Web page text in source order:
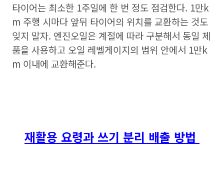
타이어는 최소한 1주일에 한 번 정도 점검한다. 1만k
m 주행 시마다 앞뒤 타이어의 위치를 교환하는 것도
잊지 말자. 엔진오일은 계절에 따라 구분해서 동일 제
품을 사용하고 오일 레벨게이지의 범위 안에서 1만k
m 이내에 교환해준다.
재활용 요령과 쓰기 분리 배출 방법